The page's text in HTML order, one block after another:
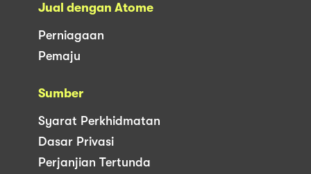
Jual dengan Atome
Perniagaan
Pemaju
Sumber
Syarat Perkhidmatan
Dasar Privasi
Perjanjian Tertunda